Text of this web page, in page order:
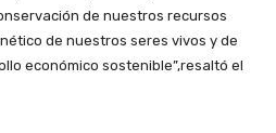
de nuestros recursos
de nuestros seres vivos y de
económico sostenible”,resaltó el